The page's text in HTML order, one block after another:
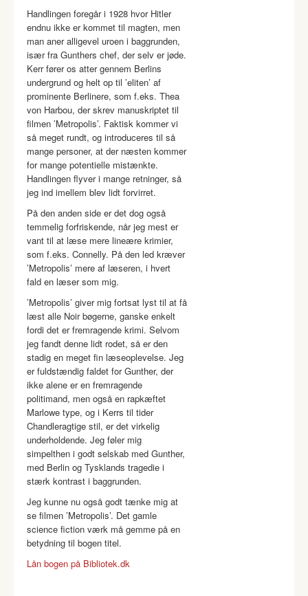
Handlingen foregår i 1928 hvor Hitler
endnu ikke er kommet til magten, men
man aner alligevel uroen i baggrunden,
især fra Gunthers chef, der selv er jøde.
Kerr fører os atter gennem Berlins
undergrund og helt op til ’eliten’ af
prominente Berlinere, som f.eks. Thea
von Harbou, der skrev manuskriptet til
filmen ’Metropolis’. Faktisk kommer vi
så meget rundt, og introduceres til så
mange personer, at der næsten kommer
for mange potentielle mistænkte.
Handlingen flyver i mange retninger, så
jeg ind imellem blev lidt forvirret.
På den anden side er det dog også
temmelig forfriskende, når jeg mest er
vant til at læse mere lineære krimier,
som f.eks. Connelly. På den led kræver
’Metropolis’ mere af læseren, i hvert
fald en læser som mig.
’Metropolis’ giver mig fortsat lyst til at få
læst alle Noir bøgerne, ganske enkelt
fordi det er fremragende krimi. Selvom
jeg fandt denne lidt rodet, så er den
stadig en meget fin læseoplevelse. Jeg
er fuldstændig faldet for Gunther, der
ikke alene er en fremragende
politimand, men også en rapkæftet
Marlowe type, og i Kerrs til tider
Chandleragtige stil, er det virkelig
underholdende. Jeg føler mig
simpelthen i godt selskab med Gunther,
med Berlin og Tysklands tragedie i
stærk kontrast i baggrunden.
Jeg kunne nu også godt tænke mig at
se filmen ’Metropolis’. Det gamle
science fiction værk må gemme på en
betydning til bogen titel.
Lån bogen på Bibliotek.dk